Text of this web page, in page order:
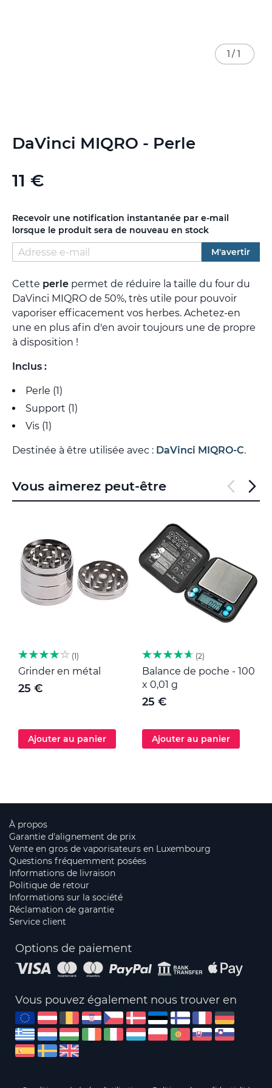
DaVinci MIQRO - Perle
11 €
Recevoir une notification instantanée par e-mail
lorsque le produit sera de nouveau en stock
M'avertir
Cette perle permet de réduire la taille du four du
DaVinci MIQRO de 50%, très utile pour pouvoir
vaporiser efficacement vos herbes. Achetez-en
une en plus afin d'en avoir toujours une de propre
à disposition !
Inclus :
Perle (1)
Support (1)
Vis (1)
Destinée à être utilisée avec : DaVinci MIQRO-C.
1 / 1
to
of
gallery
Vous aimerez peut-être
1
Grinder en métal
25 €
Ajouter au panier
2
Balance de poche - 100
x 0,01 g
25 €
Ajouter au panier
À propos
Garantie d'alignement de prix
Vente en gros de vaporisateurs en Luxembourg
Questions fréquemment posées
Informations de livraison
Politique de retour
Informations sur la société
Réclamation de garantie
Service client
Options de paiement
Vous pouvez également nous trouver en